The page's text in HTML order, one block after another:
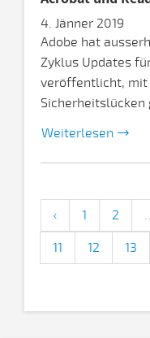
4. Jänner 2019
Adobe hat
Zyklus Updates
veröffentlicht, mit
Sicherheitslücken
Weiterlesen
‹ 1 2
11
12 13